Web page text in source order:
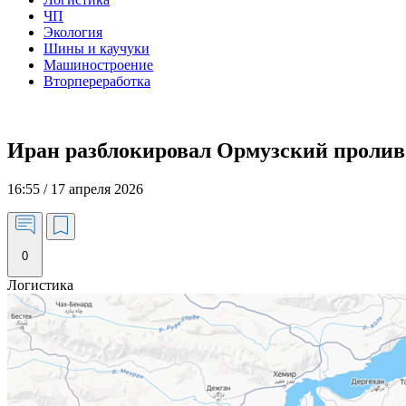
ЧП
Экология
Шины и каучуки
Машиностроение
Вторпереработка
Иран разблокировал Ормузский пролив
16:55 / 17 апреля 2026
0